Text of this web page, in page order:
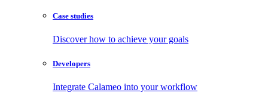
Case studies
Discover how to achieve your goals
Developers
Integrate Calameo into your workflow